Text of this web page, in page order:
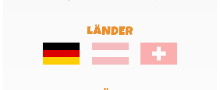
LÄNDER